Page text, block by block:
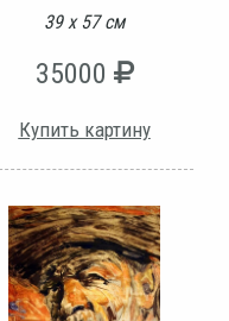
39 х 57 см
35000
Купить картину